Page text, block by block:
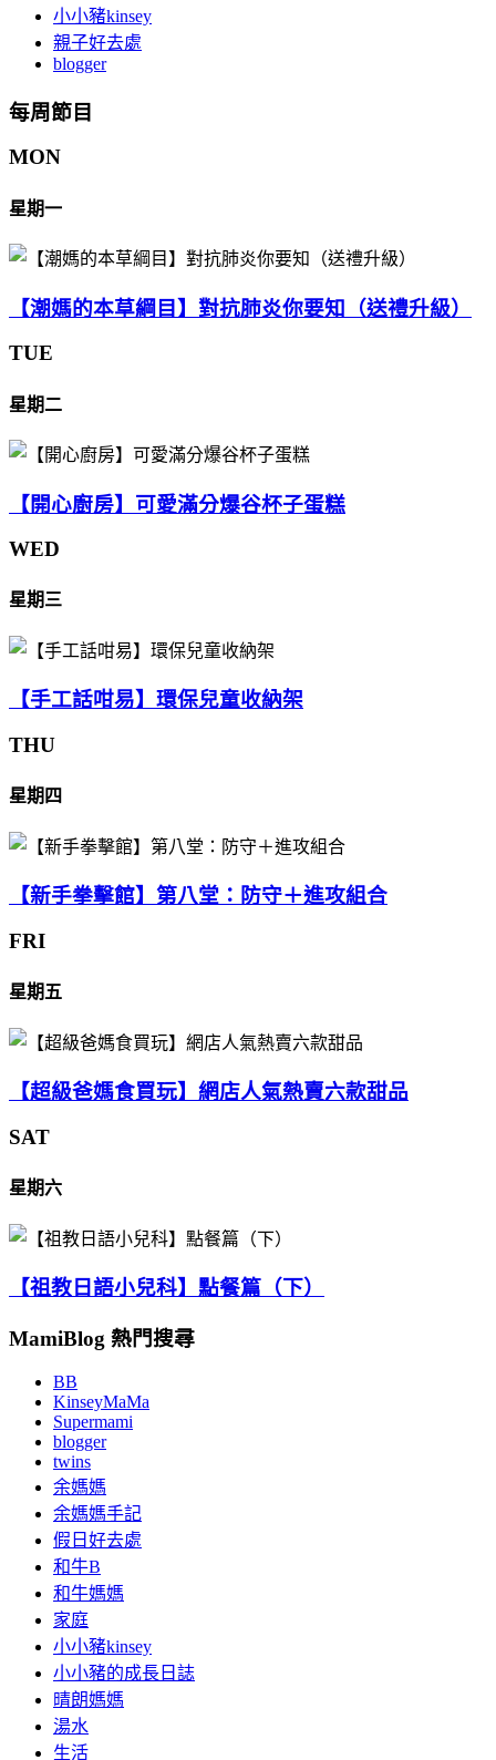
小小豬kinsey
親子好去處
blogger
每周節目
MON
星期一
【潮媽的本草綱目】對抗肺炎你要知（送禮升級）
TUE
星期二
【開心廚房】可愛滿分爆谷杯子蛋糕
WED
星期三
【手工話咁易】環保兒童收納架
THU
星期四
【新手拳擊館】第八堂：防守＋進攻組合
FRI
星期五
【超級爸媽食買玩】網店人氣熱賣六款甜品
SAT
星期六
【祖教日語小兒科】點餐篇（下）
MamiBlog 熱門搜尋
BB
KinseyMaMa
Supermami
blogger
twins
余媽媽
余媽媽手記
假日好去處
和牛B
和牛媽媽
家庭
小小豬kinsey
小小豬的成長日誌
晴朗媽媽
湯水
生活